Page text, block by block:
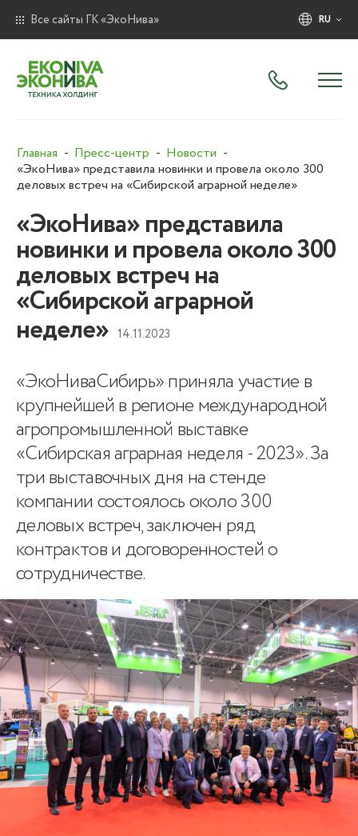
Все сайты ГК «ЭкоНива» RU
Главная Пресс-центр
Новости
«ЭкоНива» представила новинки и провела около 300
деловых встреч на «Сибирской аграрной неделе»
«ЭкоНива» представила
новинки и провела около 300
деловых встреч на
«Сибирской аграрной
неделе» 14.11.2023
«ЭкоНиваСибирь» приняла участие в
крупнейшей в регионе международной
агропромышленной выставке
«Сибирская аграрная неделя - 2023». За
три выставочных дня на стенде
компании состоялось около 300
деловых встреч, заключен ряд
контрактов и договоренностей о
сотрудничестве.